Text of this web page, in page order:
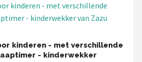
kinderen - met verschillende
- kinderwekker